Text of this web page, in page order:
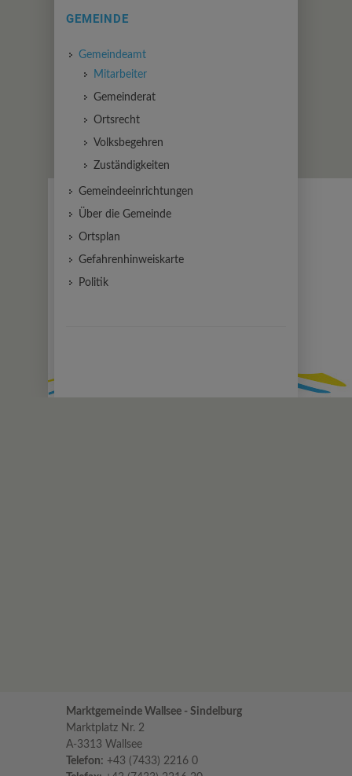
GEMEINDE
Gemeindeamt
Mitarbeiter
Gemeinderat
Ortsrecht
Volksbegehren
Zuständigkeiten
Gemeindeeinrichtungen
Über die Gemeinde
Ortsplan
Gefahrenhinweiskarte
Politik
Marktgemeinde Wallsee - Sindelburg
Marktplatz Nr. 2
A-3313 Wallsee
Telefon: +43 (7433) 2216 0